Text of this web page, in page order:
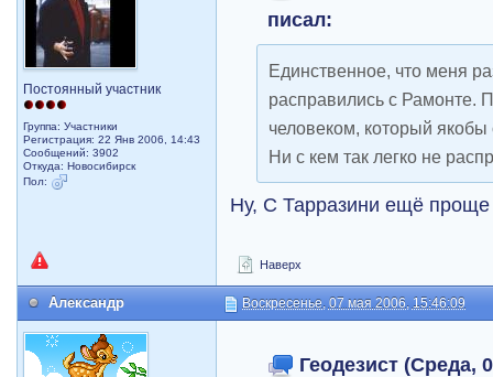
Постоянный участник
Группа: Участники
Регистрация: 22 Янв 2006, 14:43
Сообщений: 3902
Откуда: Новосибирск
Пол:
писал:
Единственное, что меня
расправились с Рамонте.
человеком, который
Ни с кем так легко не
Ну, С Тарразини ещё проще
Наверх
Александр Воскресенье, 07 мая 2006, 15:46:09
Геодезист (Среда,